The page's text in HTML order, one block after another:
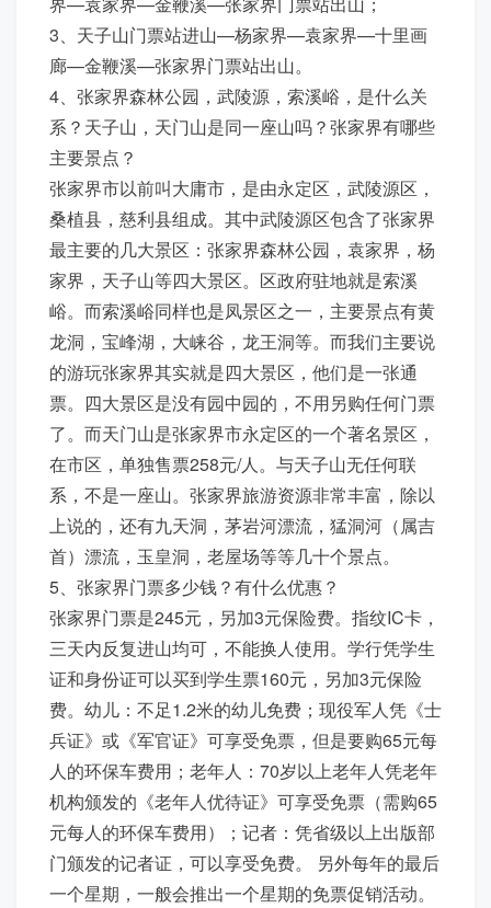
3、天子山门票站进山—杨家界—袁家界—十里画
廊—金鞭溪—张家界门票站出山。
4、张家界森林公园，武陵源，索溪峪，是什么关
系？天子山，天门山是同一座山吗？张家界有哪些
主要景点？
张家界市以前叫大庸市，是由永定区，武陵源区，
桑植县，慈利县组成。其中武陵源区包含了张家界
最主要的几大景区：张家界森林公园，袁家界，杨
家界，天子山等四大景区。区政府驻地就是索溪
峪。而索溪峪同样也是凤景区之一，主要景点有黄
龙洞，宝峰湖，大崃谷，龙王洞等。而我们主要说
的游玩张家界其实就是四大景区，他们是一张通
票。四大景区是没有园中园的，不用另购任何门票
了。而天门山是张家界市永定区的一个著名景区，
在市区，单独售票258元/人。与天子山无任何联
系，不是一座山。张家界旅游资源非常丰富，除以
上说的，还有九天洞，茅岩河漂流，猛洞河（属吉
首）漂流，玉皇洞，老屋场等等几十个景点。
5、张家界门票多少钱？有什么优惠？
张家界门票是245元，另加3元保险费。指纹IC卡，
三天内反复进山均可，不能换人使用。学行凭学生
证和身份证可以买到学生票160元，另加3元保险
费。幼儿：不足1.2米的幼儿免费；现役军人凭《士
兵证》或《军官证》可享受免票，但是要购65元每
人的环保车费用；老年人：70岁以上老年人凭老年
机构颁发的《老年人优待证》可享受免票（需购65
元每人的环保车费用）；记者：凭省级以上出版部
门颁发的记者证，可以享受免费。 另外每年的最后
一个星期，一般会推出一个星期的免票促销活动。